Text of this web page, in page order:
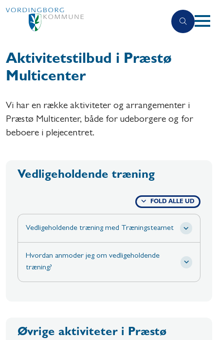
Aktivitetstilbud i Præstø
Multicenter
Vi har en række aktiviteter og arrangementer i
Præstø Multicenter, både for udeborgere og for
beboere i plejecentret.
Vedligeholdende træning
FOLD ALLE UD
Vedligeholdende træning med Træningsteamet
Hvordan anmoder jeg om vedligeholdende
træning?
Øvrige aktiviteter i Præstø